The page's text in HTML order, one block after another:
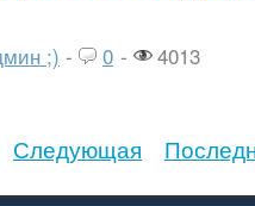
;) - 0 - 4013
Следующая